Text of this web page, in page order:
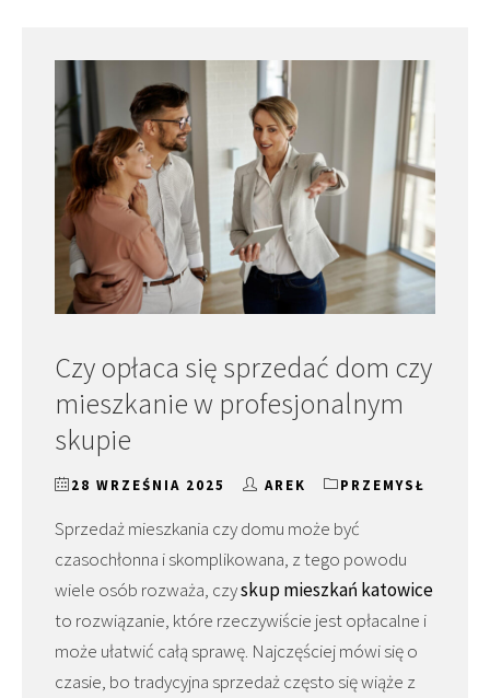
Czy opłaca się sprzedać dom czy
mieszkanie w profesjonalnym
skupie
28 WRZEŚNIA 2025 AREK PRZEMYSŁ
Sprzedaż mieszkania czy domu może być
czasochłonna i skomplikowana, z tego powodu
wiele osób rozważa, czyskup mieszkań katowice
to rozwiązanie, które rzeczywiście jest opłacalne i
może ułatwić całą sprawę. Najczęściej mówi się o
czasie, bo tradycyjna sprzedaż często się wiąże z